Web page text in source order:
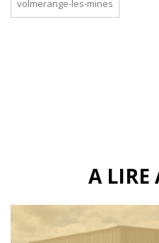
volmerange-les-mines
A LIRE